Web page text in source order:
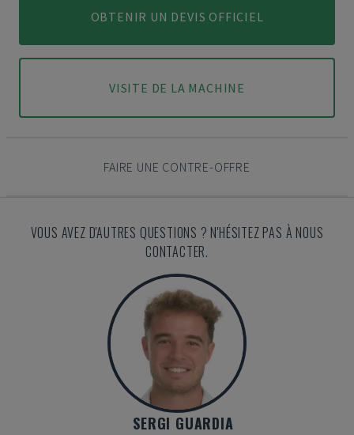
OBTENIR UN DEVIS OFFICIEL
VISITE DE LA MACHINE
FAIRE UNE CONTRE-OFFRE
VOUS AVEZ D'AUTRES QUESTIONS ? N'HÉSITEZ PAS À NOUS
CONTACTER.
SERGI GUARDIA